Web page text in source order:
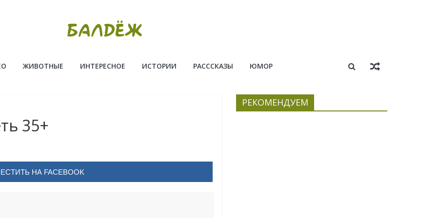
ЖИВОТНЫЕ ИНТЕРЕСНОЕ ИСТОРИИ РАСССКАЗЫ ЮМОР
35+
НА FACEBOOK
РЕКОМЕНДУЕМ